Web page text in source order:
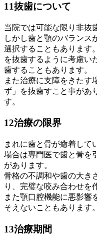
11抜歯について
当院では可能な限り非抜
しかし歯と顎のバランス
選択することもあります
を抜歯するように考慮い
歯することもあります。
また治療に支障をきたす
ず」を抜歯すこと事があ
す。
12治療の限界
まれに歯と骨が癒着して
場合は専門医で歯と骨を
があります。
骨格の不調和や歯の大き
り、完璧な咬み合わせを
また顎口腔機能に悪影響
そえないこともあります。
13治療期間